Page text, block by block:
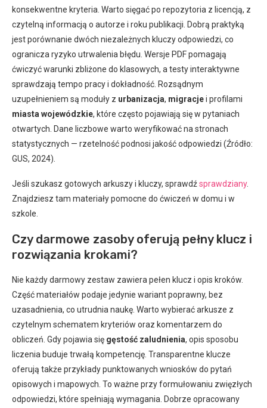
konsekwentne kryteria. Warto sięgać po repozytoria z licencją, z
czytelną informacją o autorze i roku publikacji. Dobrą praktyką
jest porównanie dwóch niezależnych kluczy odpowiedzi, co
ogranicza ryzyko utrwalenia błędu. Wersje PDF pomagają
ćwiczyć warunki zbliżone do klasowych, a testy interaktywne
sprawdzają tempo pracy i dokładność. Rozsądnym
uzupełnieniem są moduły z urbanizacja, migracjei profilami
miasta wojewódzkie, które często pojawiają się w pytaniach
otwartych. Dane liczbowe warto weryfikować na stronach
statystycznych — rzetelność podnosi jakość odpowiedzi (Źródło:
GUS, 2024).
Jeśli szukasz gotowych arkuszy i kluczy, sprawdźsprawdziany.
Znajdziesz tam materiały pomocne do ćwiczeń w domu i w
szkole.
Czy darmowe zasoby oferują pełny klucz i
rozwiązania krokami?
Nie każdy darmowy zestaw zawiera pełen klucz i opis kroków.
Część materiałów podaje jedynie wariant poprawny, bez
uzasadnienia, co utrudnia naukę. Warto wybierać arkusze z
czytelnym schematem kryteriów oraz komentarzem do
obliczeń. Gdy pojawia się gęstość zaludnienia, opis sposobu
liczenia buduje trwałą kompetencję. Transparentne klucze
oferują także przykłady punktowanych wniosków do pytań
opisowych i mapowych. To ważne przy formułowaniu zwięzłych
odpowiedzi, które spełniają wymagania. Dobrze opracowany